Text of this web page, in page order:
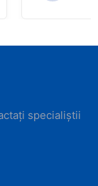
specialiștii